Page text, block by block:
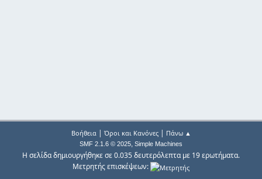
Βοήθεια| Όροι και Κανόνες| Πάνω ▲
SMF 2.1.6 © 2025, Simple Machines
Η σελίδα δημιουργήθηκε σε 0.035 δευτερόλεπτα με 19 ερωτήματα.
Μετρητής επισκέψεων: